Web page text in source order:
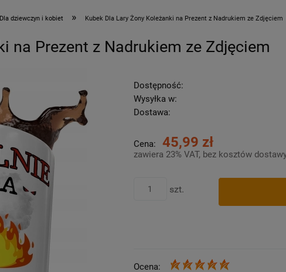
Dla dziewczyn i kobiet » Kubek Dla Lary Żony Koleżanki na Prezent z Nadrukiem ze Zdjęciem
na Prezent z Nadrukiem ze Zdjęciem
Dostępność:
Wysyłka w:
Dostawa:
Cena: 45,99 zł
zawiera 23% VAT, bez kosztów
szt.
Ocena: